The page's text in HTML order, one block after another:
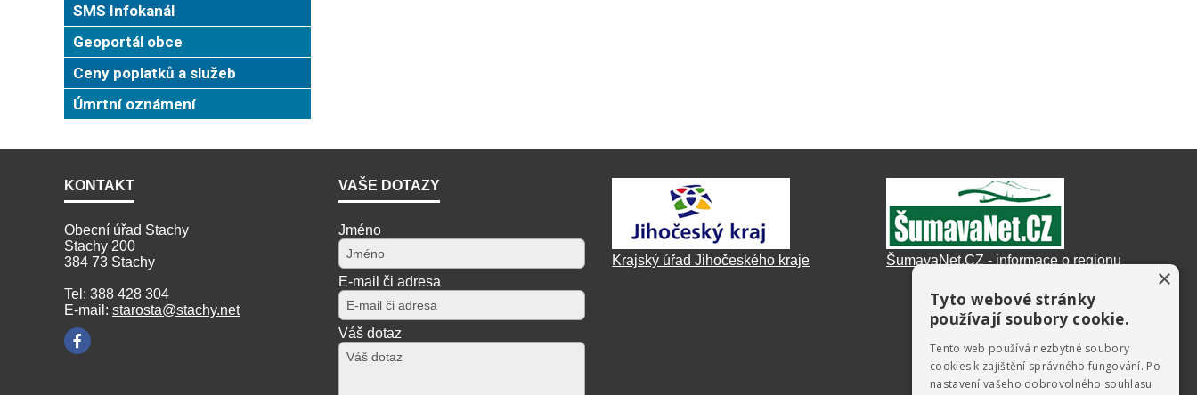
SMS Infokanál
Geoportál obce
Ceny poplatků a služeb
Úmrtní oznámení
KONTAKT
Obecní úřad Stachy
Stachy 200
384 73 Stachy
Tel: 388 428 304
E-mail: starosta@stachy.net
VAŠE DOTAZY
Jméno
E-mail či adresa
Váš dotaz
Krajský úřad Jihočeského kraje ŠumavaNet.CZ - informace o regionu
×
Tyto webové stránky
používají soubory cookie.
Tento web používá nezbytné soubory
cookies k zajištění správného fungování. Po
nastavení vašeho dobrovolného souhlasu